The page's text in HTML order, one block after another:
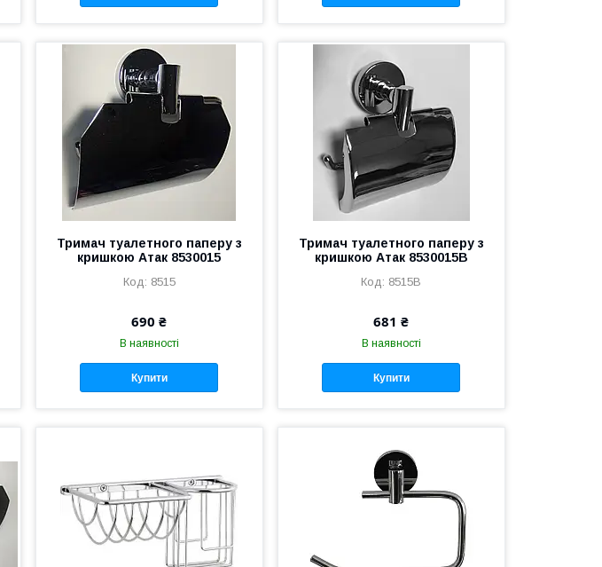
Тримач туалетного паперу з
кришкою Атак 8530015
8515
690 ₴
В наявності
Купити
Тримач туалетного паперу з
кришкою Атак 8530015B
8515В
681 ₴
В наявності
Купити